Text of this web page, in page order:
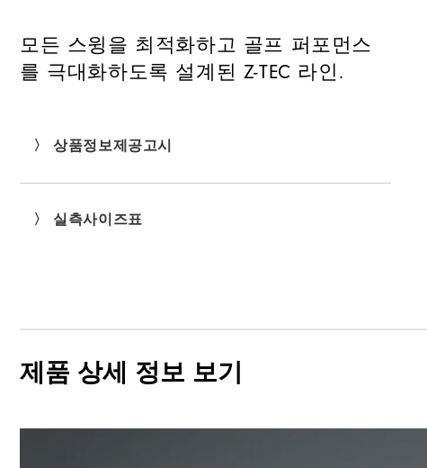
모든 스윙을 최적화하고 골프 퍼포먼스
를 극대화하도록 설계된 Z-TEC 라인.
〉 상품정보제공고시
〉 실측사이즈표
제품 상세 정보 보기